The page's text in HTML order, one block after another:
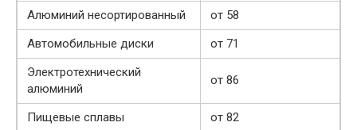
Алюминий несортированный
от 58
Автомобильные диски
от 71
Электротехнический
алюминий
от 86
Пищевые сплавы от 82